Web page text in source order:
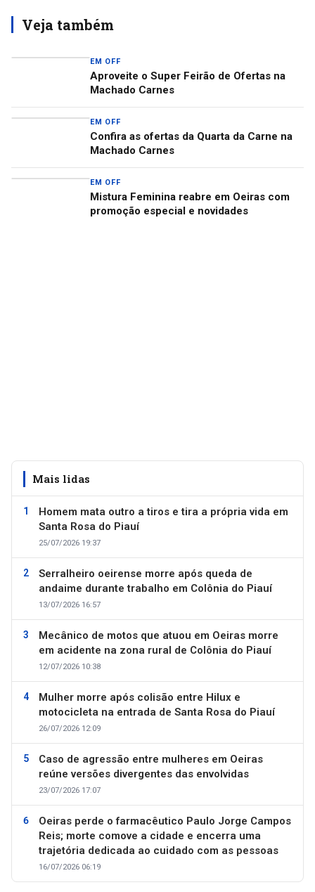
Veja também
EM OFF
Aproveite o Super Feirão de Ofertas na
Machado Carnes
EM OFF
Confira as ofertas da Quarta da Carne na
Machado Carnes
EM OFF
Mistura Feminina reabre em Oeiras com
promoção especial e novidades
Mais lidas
Homem mata outro a tiros e tira a própria vida em
Santa Rosa do Piauí
25/07/2026 19:37
Serralheiro oeirense morre após queda de
andaime durante trabalho em Colônia do Piauí
13/07/2026 16:57
Mecânico de motos que atuou em Oeiras morre
em acidente na zona rural de Colônia do Piauí
12/07/2026 10:38
Mulher morre após colisão entre Hilux e
motocicleta na entrada de Santa Rosa do Piauí
26/07/2026 12:09
Caso de agressão entre mulheres em Oeiras
reúne versões divergentes das envolvidas
23/07/2026 17:07
Oeiras perde o farmacêutico Paulo Jorge Campos
Reis; morte comove a cidade e encerra uma
trajetória dedicada ao cuidado com as pessoas
16/07/2026 06:19